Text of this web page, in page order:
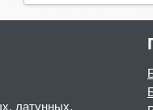
латунных,